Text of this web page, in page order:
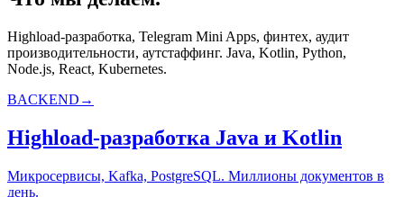
Highload-разработка, Telegram Mini Apps, финтех, аудит
производительности, аутстаффинг. Java, Kotlin, Python,
Node.js, React, Kubernetes.
BACKEND →
Highload-разработка Java и Kotlin
Микросервисы, Kafka, PostgreSQL. Миллионы документов в
день.